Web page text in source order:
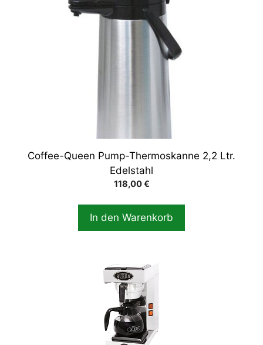
Coffee-Queen Pump-Thermoskanne 2,2 Ltr.
Edelstahl
118,00€
In den Warenkorb